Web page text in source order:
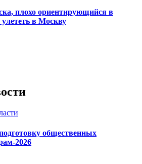
плохо ориентирующийся в
улететь в Москву
общественных
2026